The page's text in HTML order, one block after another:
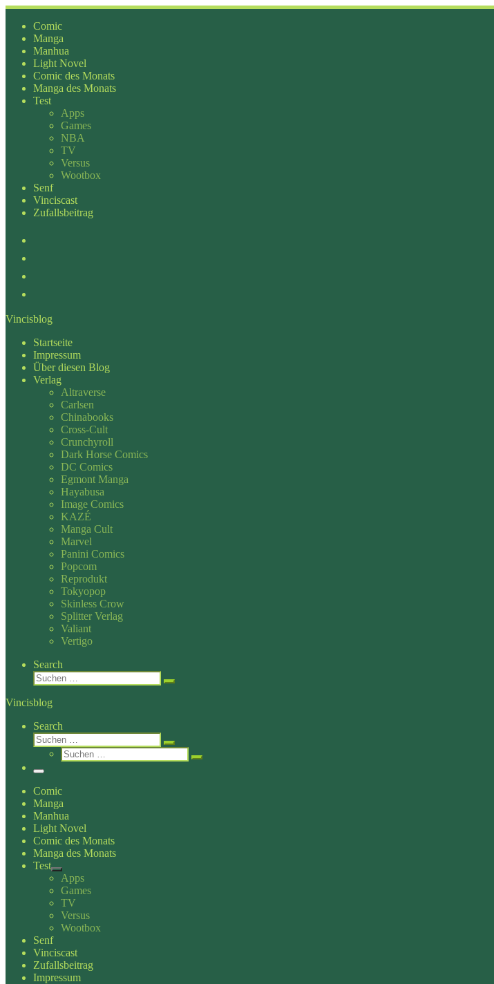
Zum
Inhalt
springen
Comic
Manga
Manhua
Light Novel
Comic des Monats
Manga des Monats
Test
Apps
Games
NBA
TV
Versus
Wootbox
Senf
Vinciscast
Zufallsbeitrag
Vincisblog
Startseite
Impressum
Über diesen Blog
Verlag
Altraverse
Carlsen
Chinabooks
Cross-Cult
Crunchyroll
Dark Horse Comics
DC Comics
Egmont Manga
Hayabusa
Image Comics
KAZÉ
Manga Cult
Marvel
Panini Comics
Popcom
Reprodukt
Tokyopop
Skinless Crow
Splitter Verlag
Valiant
Vertigo
Search
Suche
Suchen …
Vincisblog
Search
Suche
Suchen …
Suche
Suchen …
Menü
Comic
Manga
Manhua
Light Novel
Comic des Monats
Manga des Monats
Test
Apps
Games
TV
Versus
Wootbox
Senf
Vinciscast
Zufallsbeitrag
Impressum